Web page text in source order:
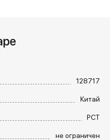
128717
Китай
РСТ
не ограничен